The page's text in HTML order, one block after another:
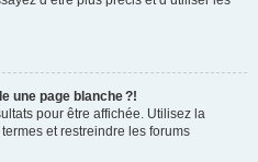
une page blanche ?!
pour être affichée. Utilisez la
et restreindre les forums